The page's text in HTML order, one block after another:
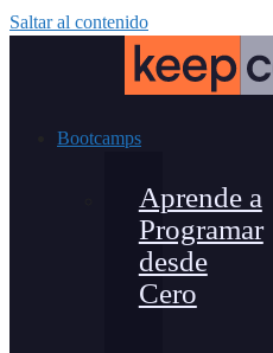
Saltar al contenido
Bootcamps
Aprende a
Programar
desde
Cero